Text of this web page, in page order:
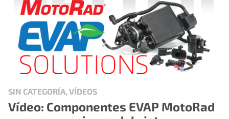
SIN CATEGORÍA, VÍDEOS
Vídeo: Componentes EVAP MotoRad